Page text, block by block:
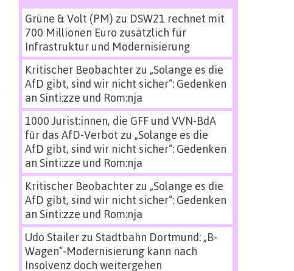
Grüne & Volt (PM) zu DSW21 rechnet mit
700 Millionen Euro zusätzlich für
Infrastruktur und Modernisierung
Kritischer Beobachterzu „Solange es die
AfD gibt, sind wir nicht sicher“: Gedenken
an Sinti:zze und Rom:nja
1000 Jurist:innen, die GFF und VVN-BdA
für das AfD-Verbot zu „Solange es die
AfD gibt, sind wir nicht sicher“: Gedenken
an Sinti:zze und Rom:nja
Kritischer Beobachterzu „Solange es die
AfD gibt, sind wir nicht sicher“: Gedenken
an Sinti:zze und Rom:nja
Udo Stailerzu Stadtbahn Dortmund: „B-
Wagen“-Modernisierung kann nach
Insolvenz doch weitergehen